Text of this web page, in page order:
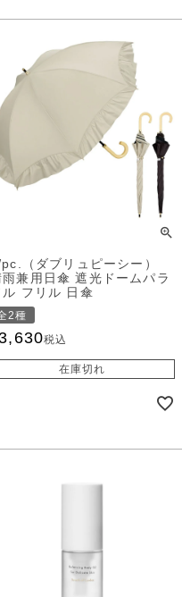
（ダブリュピーシー）
雨兼用日傘 遮光ドームパラ
ル フリル 日傘
2種
税込
在庫切れ